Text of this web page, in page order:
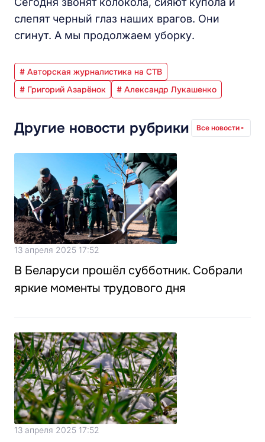
слепят черный глаз наших врагов. Они
сгинут. А мы продолжаем уборку.
# Авторская журналистика на СТВ
# Григорий Азарёнок
# Александр Лукашенко
Другие новости рубрики Все новости
13 апреля 2025 17:52
В Беларуси прошёл субботник. Собрали
яркие моменты трудового дня
13 апреля 2025 17:52